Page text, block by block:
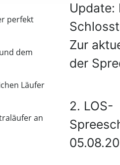
perfekt
dem
Läufer
an
Update:
Zur
der
2. LOS-